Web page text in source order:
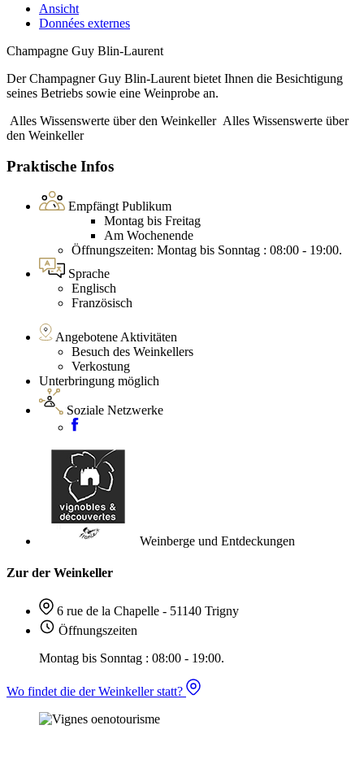
Ansicht
Données externes
Champagne Guy Blin-Laurent
Der Champagner Guy Blin-Laurent bietet Ihnen die Besichtigung
seines Betriebs sowie eine Weinprobe an.
Alles Wissenswerte über den Weinkeller Alles Wissenswerte über
den Weinkeller
Praktische Infos
Empfängt Publikum
Montag bis Freitag
Am Wochenende
Öffnungszeiten: Montag bis Sonntag : 08:00 - 19:00.
Sprache
Englisch
Französisch
Angebotene Aktivitäten
Besuch des Weinkellers
Verkostung
Unterbringung möglich
Soziale Netzwerke
Weinberge und Entdeckungen
Zur der Weinkeller
6 rue de la Chapelle - 51140 Trigny
Öffnungszeiten
Montag bis Sonntag : 08:00 - 19:00.
Wo findet die der Weinkeller statt?